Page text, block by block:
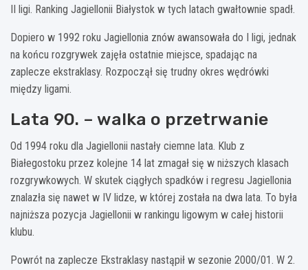
II ligi. Ranking Jagiellonii Białystok w tych latach gwałtownie spadł.
Dopiero w 1992 roku Jagiellonia znów awansowała do I ligi, jednak
na końcu rozgrywek zajęła ostatnie miejsce, spadając na
zaplecze ekstraklasy. Rozpoczął się trudny okres wędrówki
między ligami.
Lata 90. – walka o przetrwanie
Od 1994 roku dla Jagiellonii nastały ciemne lata. Klub z
Białegostoku przez kolejne 14 lat zmagał się w niższych klasach
rozgrywkowych. W skutek ciągłych spadków i regresu Jagiellonia
znalazła się nawet w IV lidze, w której została na dwa lata. To była
najniższa pozycja Jagiellonii w rankingu ligowym w całej historii
klubu.
Powrót na zaplecze Ekstraklasy nastąpił w sezonie 2000/01. W 2.